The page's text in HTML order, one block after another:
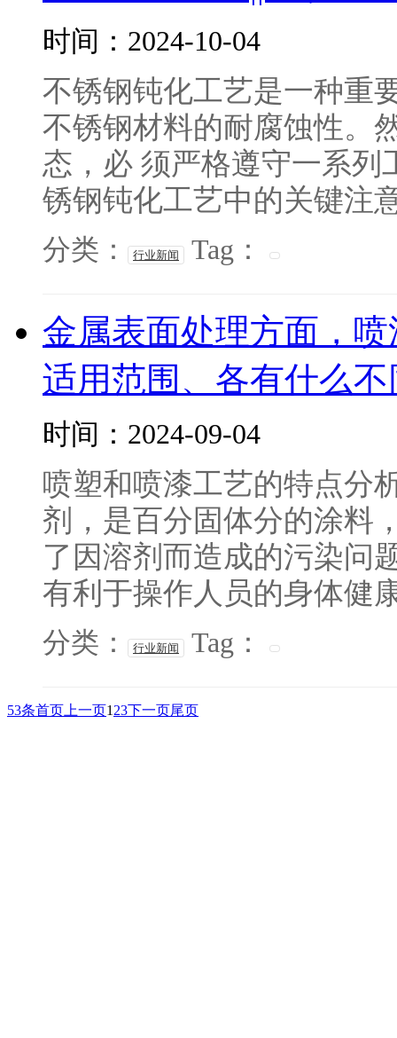
时间：2024-10-04
不锈钢钝化工艺是一种重
不锈钢材料的耐腐蚀性。
态，必 须严格遵守一系列
锈钢钝化工艺中的关键注
分类： 行业新闻 Tag：
金属表面处理方面，
适用范围、各有什么不
时间：2024-09-04
喷塑和喷漆工艺的特点分
剂，是百分固体分的涂料
了因溶剂而造成的污染问
有利于操作人员的身体健
分类： 行业新闻 Tag：
53条首页 上一页1 23下一页尾页